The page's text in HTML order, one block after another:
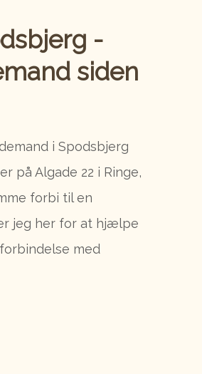
-
siden
i Spodsbjerg
på Algade 22 i Ringe,
forbi til en
jeg her for at hjælpe
med